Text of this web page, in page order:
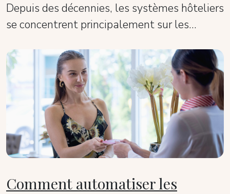
Depuis des décennies, les systèmes hôteliers
se concentrent principalement sur les
été efficaces, mais face aux innombrables
choix d'hôtels disponibles aujourd'hui et aux
attentes croissantes en matière de rapidité
et de personnalisation, ils ne suffisent plus.
Analysons pourquoi cette approche
transactionnelle des systèmes traditionnels
peut impacter négativement l'expérience de
Comment automatiser les